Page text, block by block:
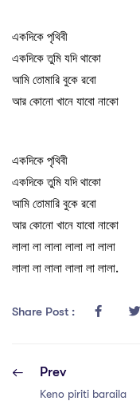
একদিকে পৃথিবী
একদিকে তুমি যদি থাকো
আমি তোমারি বুকে রবো
আর কোনো খানে যাবো নাকো
একদিকে পৃথিবী
একদিকে তুমি যদি থাকো
আমি তোমারি বুকে রবো
আর কোনো খানে যাবো নাকো
লালা লা লালা লালা লা লালা
লালা লা লালা লালা লা লালা.
Share Post :
Prev
Keno piriti baraila